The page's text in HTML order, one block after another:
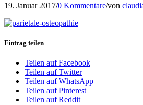
19. Januar 2017/0 Kommentare/von
Eintrag teilen
Teilen auf Facebook
Teilen auf Twitter
Teilen auf WhatsApp
Teilen auf Pinterest
Teilen auf Reddit